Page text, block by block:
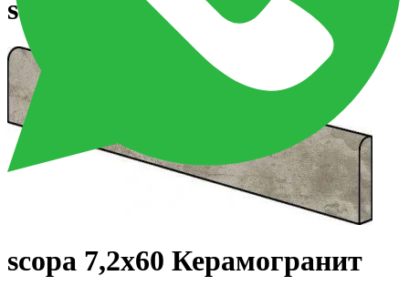
scopa 7,2x60 Керамогранит
scopa 7,2x60 Керамогранит